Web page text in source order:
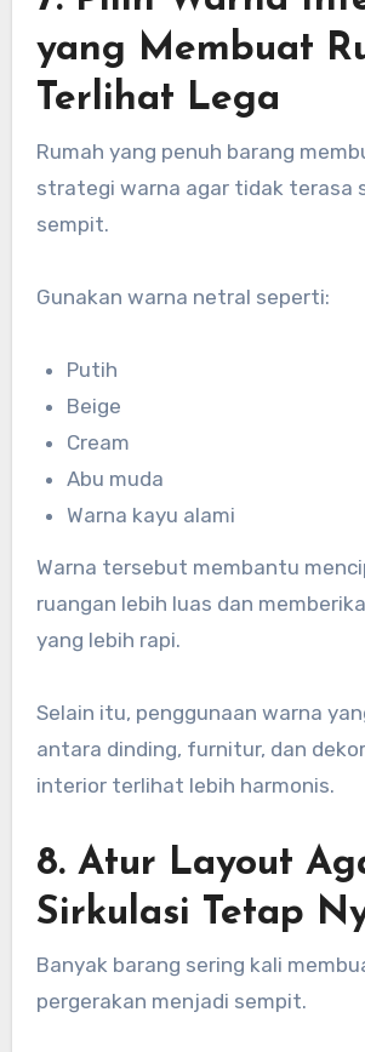
yang Membuat
Terlihat Lega
Rumah yang penuh barang
strategi warna agar tidak terasa
sempit.
Gunakan warna netral seperti:
Putih
Beige
Cream
Abu muda
Warna kayu alami
Warna tersebut membantu
ruangan lebih luas dan
yang lebih rapi.
Selain itu, penggunaan warna
antara dinding, furnitur, dan
interior terlihat lebih harmonis.
8. Atur Layout
Sirkulasi Tetap
Banyak barang sering kali
pergerakan menjadi sempit.